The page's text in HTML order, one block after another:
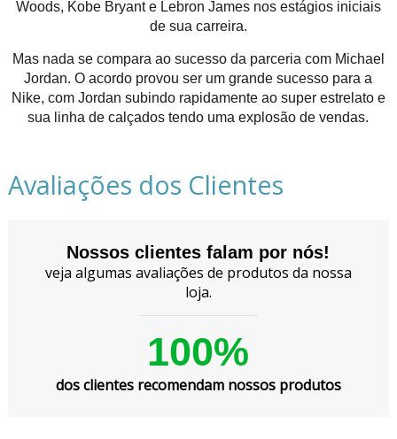
Woods, Kobe Bryant e Lebron James nos estágios iniciais
de sua carreira.
Mas nada se compara ao sucesso da parceria com Michael
Jordan. O acordo provou ser um grande sucesso para a
Nike, com Jordan subindo rapidamente ao super estrelato e
sua linha de calçados tendo uma explosão de vendas.
Avaliações dos Clientes
Nossos clientes falam por nós!
veja algumas avaliações de produtos da nossa
loja.
100%
dos clientes recomendam nossos produtos